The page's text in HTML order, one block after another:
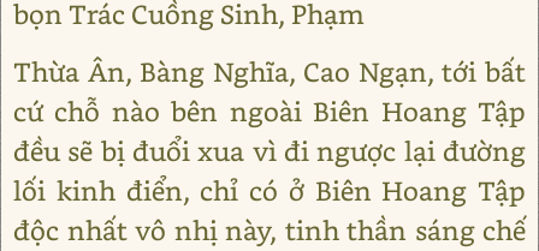
bọn Trác Cuồng Sinh, Phạm
Thừa Ân, Bàng Nghĩa, Cao Ngạn, tới bất
cứ chỗ nào bên ngoài Biên Hoang Tập
đều sẽ bị đuổi xua vì đi ngược lại đường
lối kinh điển, chỉ có ở Biên Hoang Tập
độc nhất vô nhị này, tinh thần sáng chế